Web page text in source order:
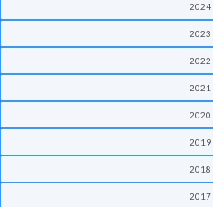
2024
2023
2022
2021
2020
2019
2018
2017